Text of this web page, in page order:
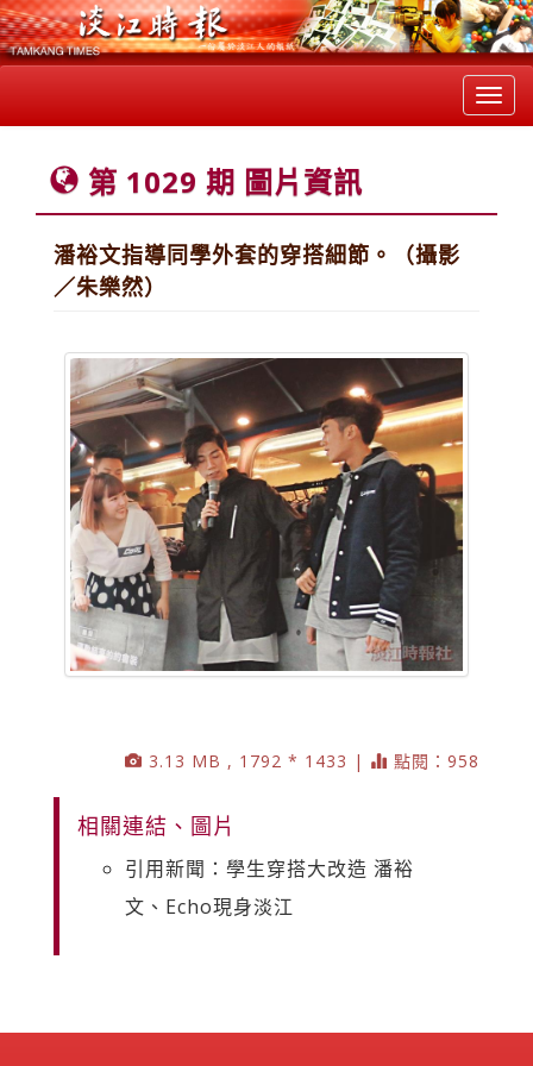
第 1029 期 圖片資訊
潘裕文指導同學外套的穿搭細節。（攝影
／朱樂然）
3.13 MB , 1792 * 1433 | 點閱：958
相關連結、圖片
引用新聞：學生穿搭大改造 潘裕
文、Echo現身淡江